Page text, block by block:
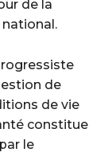
de la
de
de vie
constitue
le